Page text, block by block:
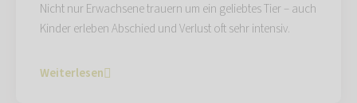
Nicht nur Erwachsene trauern um ein geliebtes Tier – auch
Kinder erleben Abschied und Verlust oft sehr intensiv.
Weiterlesen